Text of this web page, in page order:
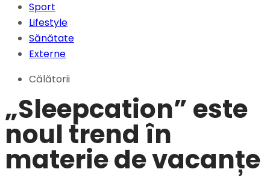
Sport
Lifestyle
Sănătate
Externe
Călătorii
„Sleepcation” este
noul trend în
materie de vacanțe